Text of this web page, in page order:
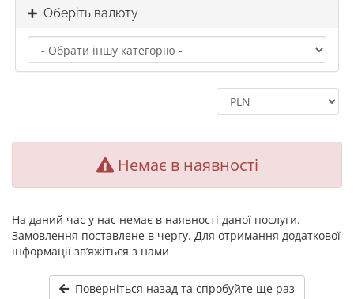
Оберіть валюту
Немає в наявності
На даний час у нас немає в наявності даної послуги.
Замовлення поставлене в чергу. Для отримання додаткової
інформації зв’яжіться з нами
Поверніться назад та спробуйте ще раз